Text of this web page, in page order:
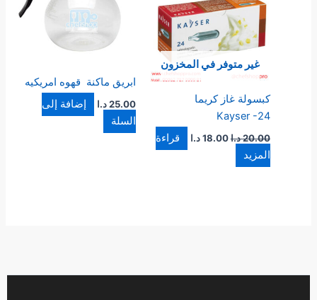
غير متوفر في المخزون
كبسولة غاز كريما
Kayser -24
20.00د.ا18.00 د.ا
قراءة
المزيد
ابريق ماكنة قهوه امريكيه
25.00د.ا
إضافة إلى
السلة